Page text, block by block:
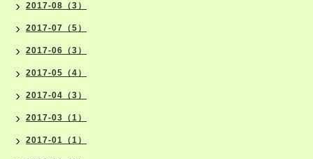
2017-08（3）
2017-07（5）
2017-06（3）
2017-05（4）
2017-04（3）
2017-03（1）
2017-01（1）